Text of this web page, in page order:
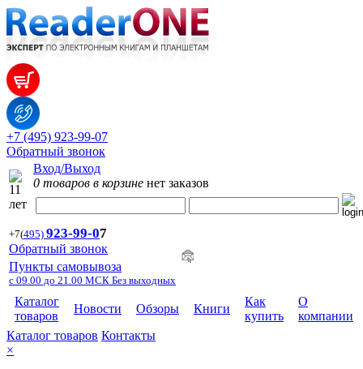
+7 (495) 923-99-07
Обратный звонок
Вход/Выход
0 товаров в корзине нет заказов
+7(495) 923-99-07
Обратный звонок
Пункты самовывоза
с 09.00 до 21.00 МСК Без выходных
Каталог
товаров
Новости Обзоры Книги
Как
купить
О
компании
Каталог товаров Контакты
×